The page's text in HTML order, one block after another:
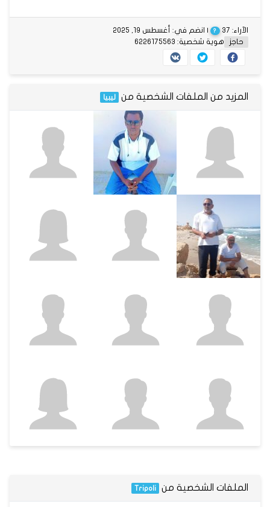
الآراء: 37 ?
| انضم في: أغسطس 19, 2025
هوية شخصية: 6226175563
حاجز
المزيد من الملفات الشخصية من ليبيا
الملفات الشخصية من Tripoli